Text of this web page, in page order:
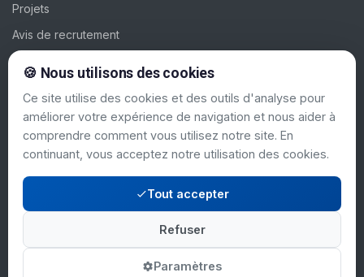
Projets
Avis de recrutement
SUIVEZ-NOUS
© 2024 PAC-CI. Tous
Mentions légales |
Politique de confidentialité
🍪 Nous utilisons des cookies
Ce site utilise des cookies et des outils d'analyse pour
améliorer votre expérience de navigation et nous aider à
comprendre comment vous utilisez notre site. En
continuant, vous acceptez notre utilisation des cookies.
Tout accepter
Refuser
Paramètres